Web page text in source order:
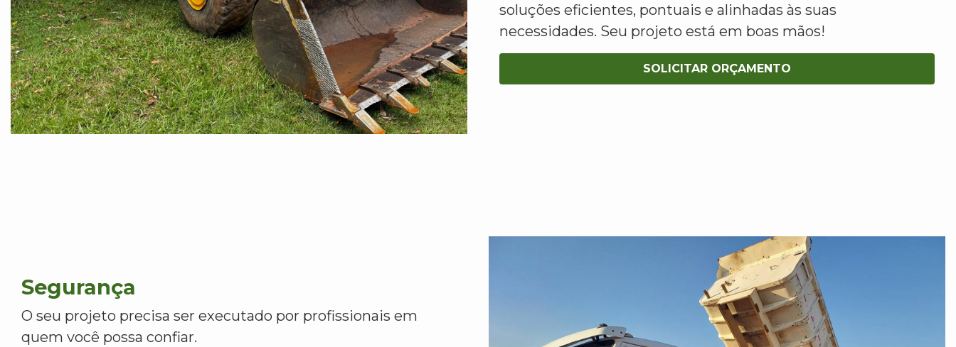
soluções eficientes, pontuais e alinhadas às suas
necessidades. Seu projeto está em boas mãos!
SOLICITAR ORÇAMENTO
Segurança
O seu projeto precisa ser executado por profissionais em
quem você possa confiar.